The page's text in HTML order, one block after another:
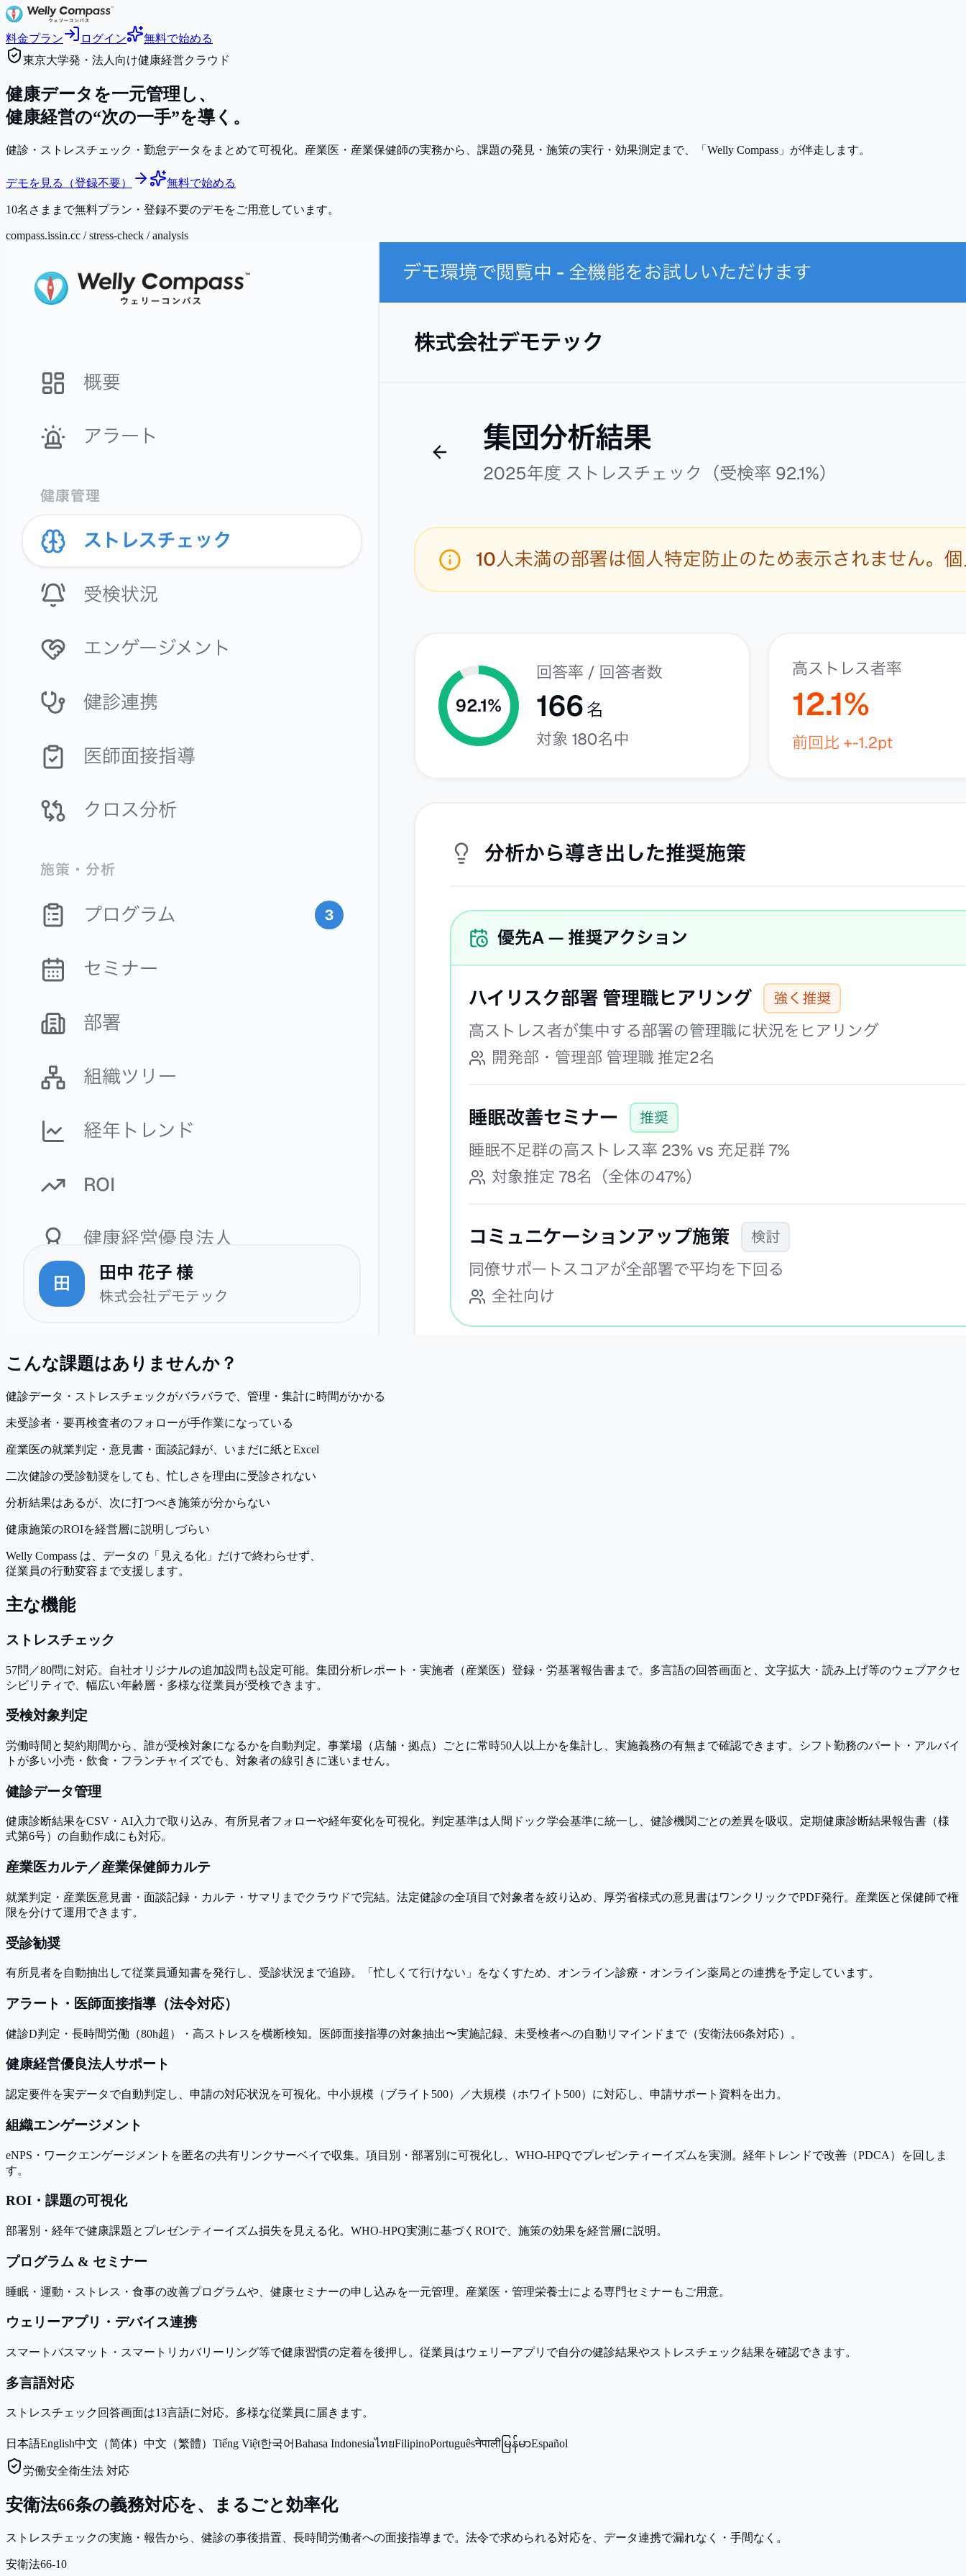
料金プラン ログイン
無料で始める
東京大学発・法人向け健康経営クラウド
健康データを一元管理し、
健康経営の“次の一手”を導く。
健診・ストレスチェック・勤怠データをまとめて可視化。産業医・産業保健師の実務から、課題の発見・施策の実行・効果測定まで、「Welly Compass」が伴走します。
デモを見る（登録不要） 無料で始める
10名さままで無料プラン・登録不要のデモをご用意しています。
compass.issin.cc / stress-check / analysis
こんな課題はありませんか？
健診データ・ストレスチェックがバラバラで、管理・集計に時間がかかる
未受診者・要再検査者のフォローが手作業になっている
産業医の就業判定・意見書・面談記録が、いまだに紙とExcel
二次健診の受診勧奨をしても、忙しさを理由に受診されない
分析結果はあるが、次に打つべき施策が分からない
健康施策のROIを経営層に説明しづらい
Welly Compass は、データの 「見える化」だけで終わらせず
従業員の行動変容 まで支援します。
主な機能
ストレスチェック
57問／80問に対応。自社オリジナルの追加設問も設定可能。集団分析レポート・実施者（産業医）登録・労基署報告書まで。多言語の回答画面と、文字拡大・読み上げ等のウェブアクセ
シビリティで、幅広い年齢層・多様な従業員が受検できます。
受検対象判定
労働時間と契約期間から、誰が受検対象になるかを自動判定。事業場（店舗・拠点）ごとに常時50人以上かを集計し、実施義務の有無まで確認できます。シフト勤務のパート・アルバイ
トが多い小売・飲食・フランチャイズでも、対象者の線引きに迷いません。
健診データ管理
健康診断結果をCSV・AI入力で取り込み、有所見者フォローや経年変化を可視化。判定基準は人間ドック学会基準に統一し、健診機関ごとの差異を吸収。定期健康診断結果報告書（様
式第6号）の自動作成にも対応。
産業医カルテ／産業保健師カルテ
就業判定・産業医意見書・面談記録・カルテ・サマリまでクラウドで完結。法定健診の全項目で対象者を絞り込め、厚労省様式の意見書はワンクリックでPDF発行。産業医と保健師で権
限を分けて運用できます。
受診勧奨
有所見者を自動抽出して従業員通知書を発行し、受診状況まで追跡。「忙しくて行けない」をなくすため、オンライン診療・オンライン薬局との連携を予定しています。
アラート・医師面接指導（法令対応）
健診D判定・長時間労働（80h超）・高ストレスを横断検知。医師面接指導の対象抽出〜実施記録、未受検者への自動リマインドまで（安衛法66条対応）。
健康経営優良法人サポート
認定要件を実データで自動判定し、申請の対応状況を可視化。中小規模（ブライト500）／大規模（ホワイト500）に対応し、申請サポート資料を出力。
組織エンゲージメント
eNPS・ワークエンゲージメントを匿名の共有リンクサーベイで収集。項目別・部署別に可視化し、WHO-HPQでプレゼンティーイズムを実測。経年トレンドで改善（PDCA）を回しま
す。
ROI・課題の可視化
部署別・経年で健康課題とプレゼンティーイズム損失を見える化。WHO-HPQ実測に基づくROIで、施策の効果を経営層に説明。
プログラム & セミナー
睡眠・運動・ストレス・食事の改善プログラムや、健康セミナーの申し込みを一元管理。産業医・管理栄養士による専門セミナーもご用意。
ウェリーアプリ・デバイス連携
スマートバスマット・スマートリカバリーリング等で健康習慣の定着を後押し。従業員はウェリーアプリで自分の健診結果やストレスチェック結果を確認できます。
多言語対応
ストレスチェック回答画面は13言語に対応。多様な従業員に届きます。
日本語English中文（简体） 中文（繁體） Tiếng Việt한국어Bahasa IndonesiaไทยFilipinoPortuguêsनेपाली မြန်မာEspañol
労働安全衛生法 対応
安衛法66条の義務対応を、まるごと効率化
ストレスチェックの実施・報告から、健診の事後措置、長時間労働者への面接指導まで。法令で求められる対応を、データ連携で漏れなく・手間なく。
安衛法66-10